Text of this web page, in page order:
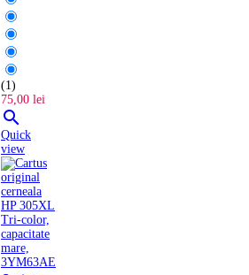
(1)
75,00 lei

Quick
view